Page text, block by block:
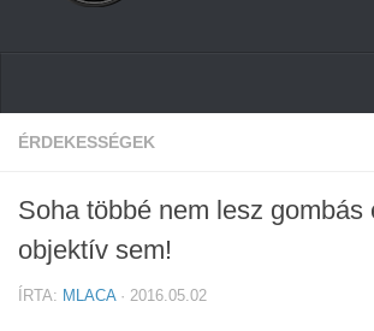
Hírek
Cikkek
Szoftver
ÉRDEKESSÉGEK
Soha többé nem lesz gombás
objektív sem!
ÍRTA: MLACA· 2016.05.02